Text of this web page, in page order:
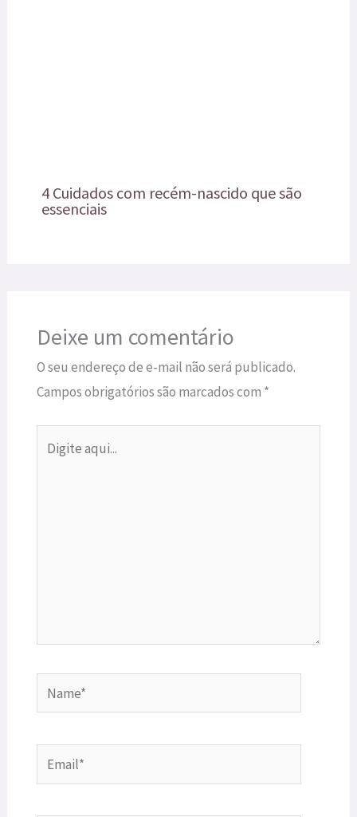
4 Cuidados com recém-nascido que são
essenciais
Deixe um comentário
O seu endereço de e-mail não será publicado.
Campos obrigatórios são marcados com *
aqui...
Name*
Email*